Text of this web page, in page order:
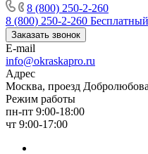
8 (800) 250-2-260
8 (800) 250-2-260
Заказать звонок
E-mail
info@okraskapro.ru
Адрес
Москва, проезд
Режим работы
пн-пт 9:00-18:00
чт 9:00-17:00